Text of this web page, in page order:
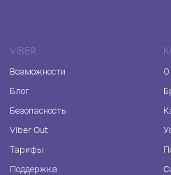
VIBER
Возможности
Блог
Безопасность
Viber Out
Тарифы
Поддержка
О